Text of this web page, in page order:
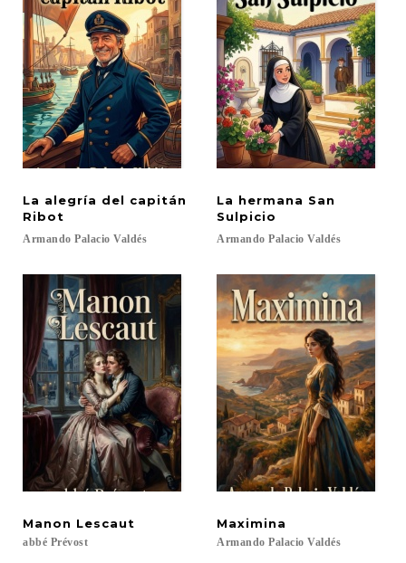
La alegría del capitán
Ribot
Armando Palacio Valdés
La hermana San
Sulpicio
Armando Palacio Valdés
Manon Lescaut
abbé Prévost
Maximina
Armando Palacio Valdés